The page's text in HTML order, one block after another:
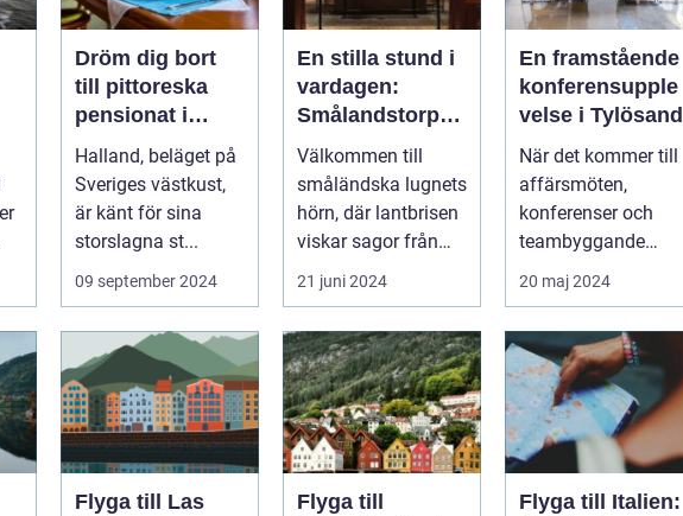
Dröm dig bort
till pittoreska
pensionat i
Halland
Halland, beläget på
Sveriges västkust,
är känt för sina
storslagna st...
09 september 2024
En stilla stund i
vardagen:
Smålandstorpet
Lanthotell
Välkommen till
småländska lugnets
hörn, där lantbrisen
viskar sagor från
förr och nutidens
stilla gå...
21 juni 2024
En framstående
konferensupple
velse i Tylösand
När det kommer till
affärsmöten,
konferenser och
teambyggande
reträtter, är...
20 maj 2024
Flyga till Las
Flyga till
Flyga till Italien: